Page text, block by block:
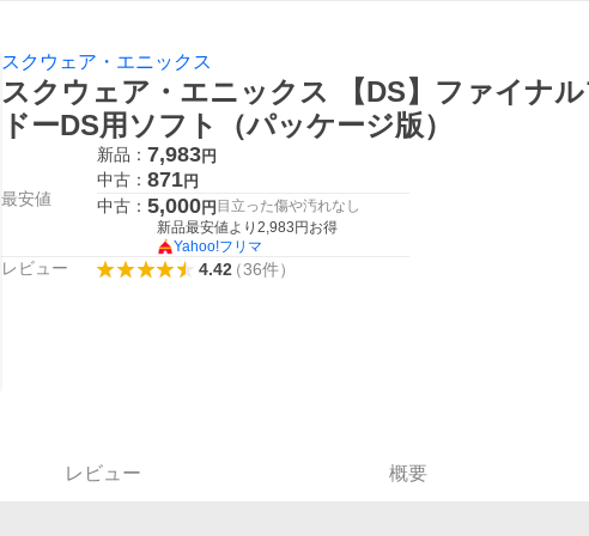
スクウェア・エニックス
スクウェア・エニックス 【DS】ファイナ
ドーDS用ソフト（パッケージ版）
最安値
新品： 7,983円
中古： 871円
中古： 5,000円 目立った傷や汚れなし
新品最安値より 2,983 円お得
Yahoo!フリマ
レビュー 4.42（36件）
レビュー 概要